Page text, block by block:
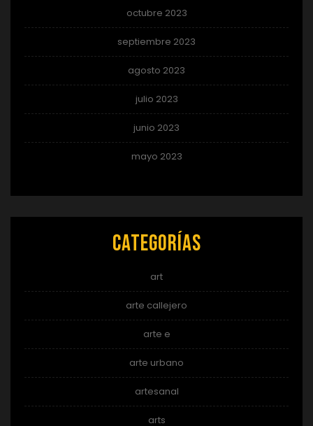
octubre 2023
septiembre 2023
agosto 2023
julio 2023
junio 2023
mayo 2023
Categorías
art
arte callejero
arte e
arte urbano
artesanal
arts